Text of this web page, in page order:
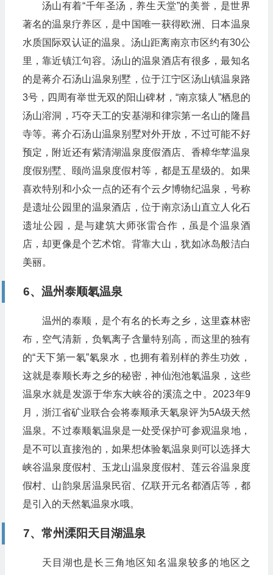
汤山有着“千年圣汤，养生天堂”的美誉，是世界
著名的温泉疗养区，是中国唯一获得欧洲、日本温泉
水质国际双认证的温泉。汤山距离南京市区约有30公
里，靠近镇江句容。汤山的温泉酒店有很多，最知名
的是蒋介石汤山温泉别墅，位于江宁区汤山镇温泉路
3号，四周有举世无双的阳山碑材，“南京猿人”栖息的
汤山溶洞，巧夺天工的安基湖和律宗第一名山的隆昌
寺等。蒋介石汤山温泉别墅对外开放，不过可能不好
预定，附近还有紫清湖温泉度假酒店、香樟华苹温泉
度假别墅、颐尚温泉度假村等，都是五星级的。如果
喜欢特别和小众一点的还有个云夕博物纪温泉，号称
是遗址公园里的温泉酒店，位于南京汤山直立人化石
遗址公园，是与建筑大师张雷合作，虽是个温泉酒
店，却更像是个艺术馆。背靠大山，犹如冰岛般洁白
美丽。
6、温州泰顺氡温泉
温州的泰顺，是个有名的长寿之乡，这里森林密
布，空气清新，负氧离子含量特别高，而这里的独有
的“天下第一氡”氡泉水，也拥有着别样的养生功效，
这就是泰顺长寿之乡的秘密，神仙泡池氡温泉，这些
温泉水就是发源于华东大峡谷的溪流之中。2023年9
月，浙江省矿业联合会将泰顺承天氡泉评为5A级天然
温泉。不过泰顺氡温泉是一处受保护可参观温泉地，
是不可以直接泡的，如果想体验氡温泉则可以选择大
峡谷温泉度假村、玉龙山温泉度假村、莲云谷温泉度
假村、山韵泉居温泉民宿、亿联开元名都酒店等，都
是引入的天然氡温泉水哦。
7、常州溧阳天目湖温泉
天目湖也是长三角地区知名温泉较多的地区之